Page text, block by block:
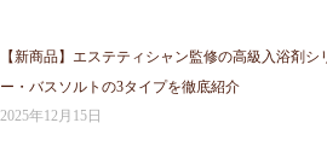
【新商品】エステティシャン監修の高級入浴剤
ー・バスソルトの3タイプを徹底紹介
2025年12月15日